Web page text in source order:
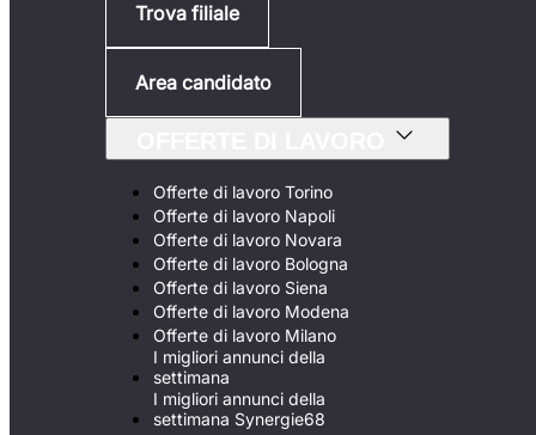
Trova filiale
Area candidato
Offerte di lavoro Torino
Offerte di lavoro Napoli
Offerte di lavoro Novara
Offerte di lavoro Bologna
Offerte di lavoro Siena
Offerte di lavoro Modena
Offerte di lavoro Milano
I migliori annunci della
settimana
I migliori annunci della
settimana Synergie68